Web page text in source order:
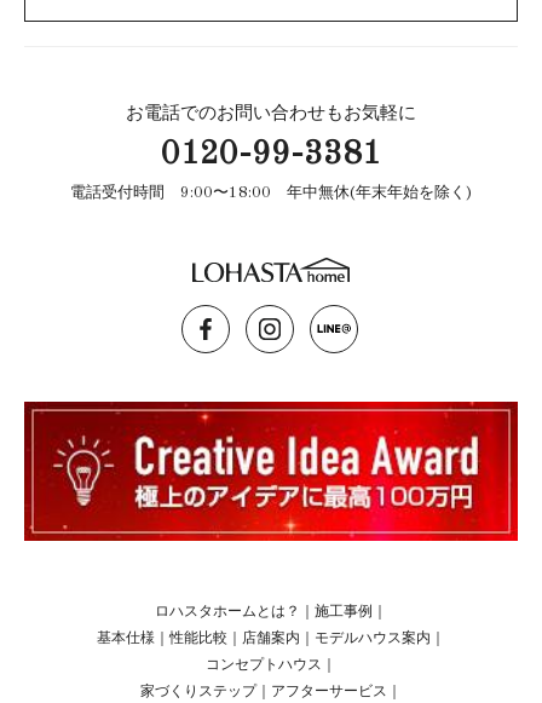
お電話でのお問い合わせもお気軽に
0120-99-3381
電話受付時間 9:00〜18:00 年中無休(年末年始を除く)
ロハスタホームとは？ 施工事例
基本仕様 ｜性能比較 店舗案内 モデルハウス案内
コンセプトハウス
家づくりステップ
アフターサービス